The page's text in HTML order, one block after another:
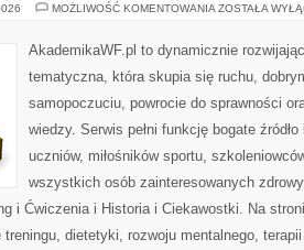
MOŻLIWOŚĆ KOMENTOWANIA TRENING
ZOSTAŁA
AkademikaWF.pl to dynamicznie
tematyczna, która skupia się ruchu,
samopoczuciu, powrocie do sprawności
wiedzy. Serwis pełni funkcję bogate
uczniów, miłośników sportu,
wszystkich osób zainteresowanych
i Ćwiczenia i Historia i Ciekawostki. Na
dietetyki, rozwoju mentalnego,